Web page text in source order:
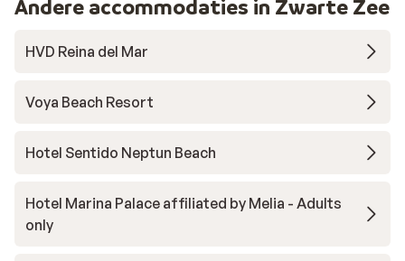
Andere accommodaties in Zwarte Zee
HVD Reina del Mar
Voya Beach Resort
Hotel Sentido Neptun Beach
Hotel Marina Palace affiliated by Melia - Adults
only